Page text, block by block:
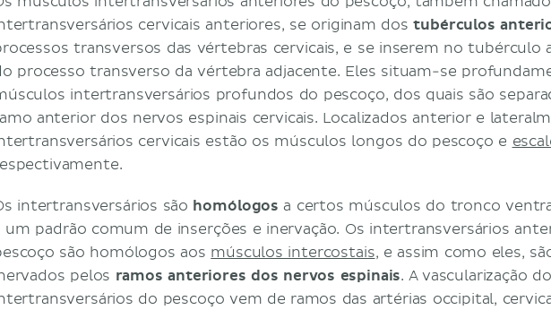
cervicais anteriores, se originam dostubérculos
transversos das vértebras cervicais, e se inserem no tubérculo
processo transverso da vértebra adjacente. Eles situam-se
intertransversários profundos do pescoço, dos quais são
anterior dos nervos espinais cervicais. Localizados anterior e
cervicais estão os músculos longos do pescoço e
intertransversários são homólogos a certos músculos do tronco
um padrão comum de inserções e inervação. Os intertransversários
são homólogos aos músculos intercostais, e assim como eles,
pelos ramos anteriores dos nervos espinais. A vascularização
do pescoço vem de ramos das artérias occipital,